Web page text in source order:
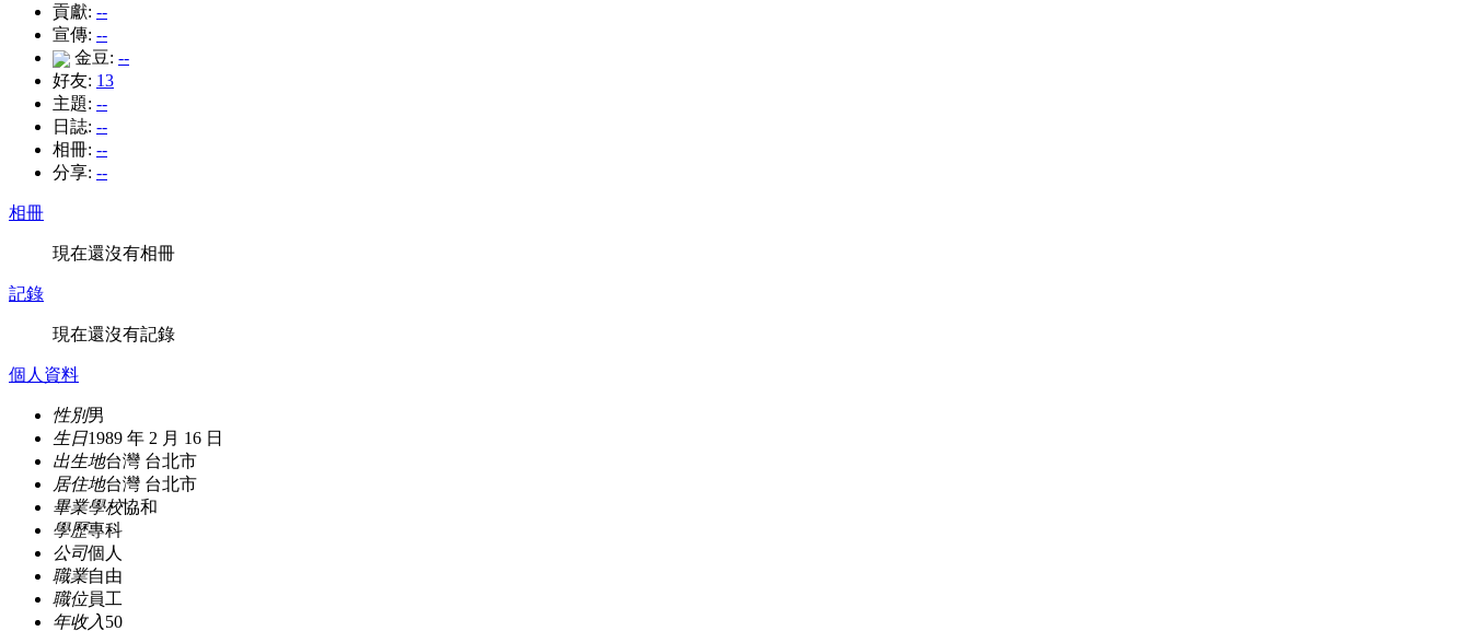
貢獻: --
宣傳: --
金豆: --
好友: 13
主題: --
日誌: --
相冊: --
分享: --
相冊
現在還沒有相冊
記錄
現在還沒有記錄
個人資料
性別男
生日1989 年 2 月 16 日
出生地台灣 台北市
居住地台灣 台北市
畢業學校協和
學歷專科
公司個人
職業自由
職位員工
年收入 50